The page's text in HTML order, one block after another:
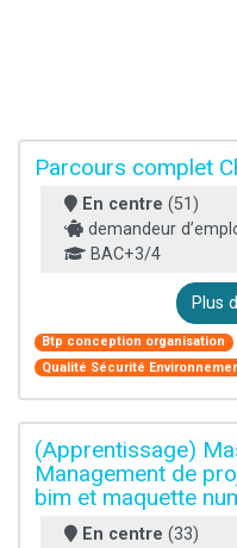
Parcours complet
En centre (51)
demandeur
BAC+3/4
Plus
Btp conception organisation
Qualité Sécurité
(Apprentissage)
Management de
bim et maquette
En centre (33)